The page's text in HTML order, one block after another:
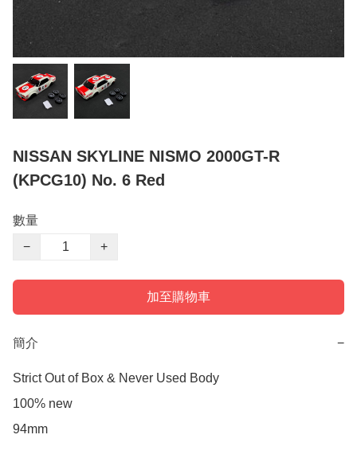
NISSAN SKYLINE NISMO 2000GT-R
(KPCG10) No. 6 Red
數量
−
+
加至購物車
簡介 −
Strict Out of Box & Never Used Body
100% new
94mm